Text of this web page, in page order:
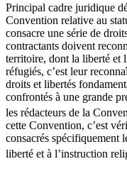
Principal cadre juridique
Convention relative au
consacre une série de
contractants doivent
territoire, dont la liberté et
réfugiés, c’est leur
droits et libertés
confrontés à une grande
les rédacteurs de la
cette Convention, c’est
consacrés spécifiquement
liberté et à l’instruction